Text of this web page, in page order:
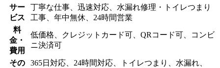
サー
ビス
丁寧な仕事、迅速対応、水漏れ修理・トイレつまり
工事、年中無休、24時間営業
料
金・
費用
低価格、クレジットカード可、QRコード可、コンビ
ニ決済可
その
365日対応、24時間対応、トイレつまり、水漏れ、